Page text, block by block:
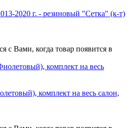
2020 г. - резиновый "Сетка" (к-т)
с Вами, когда товар появится в
комплект на весь салон,